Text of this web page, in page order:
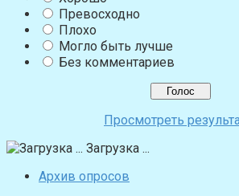
Превосходно
Плохо
Могло быть лучше
Без комментариев
Просмотреть
Загрузка ...
Архив опросов